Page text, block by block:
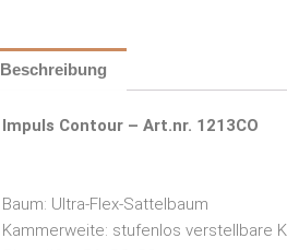
Beschreibung
Impuls Contour – Art.nr. 1213CO
Baum: Ultra-Flex-Sattelbaum
Kammerweite: stufenlos verstellbare